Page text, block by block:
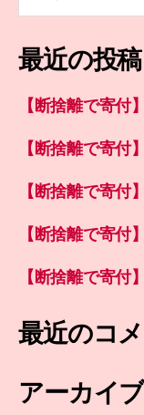
象:
最近の投稿
【断捨離で寄付
【断捨離で寄付
【断捨離で寄付
【断捨離で寄付
【断捨離で寄付
最近のコ
アーカイブ